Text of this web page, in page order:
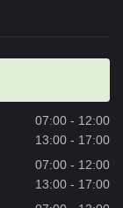
07:00 - 12:00
13:00 - 17:00
07:00 - 12:00
13:00 - 17:00